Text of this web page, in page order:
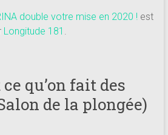
double votre mise en 2020 !est
Longitude 181 .
ce qu’on fait des
de la plongée)